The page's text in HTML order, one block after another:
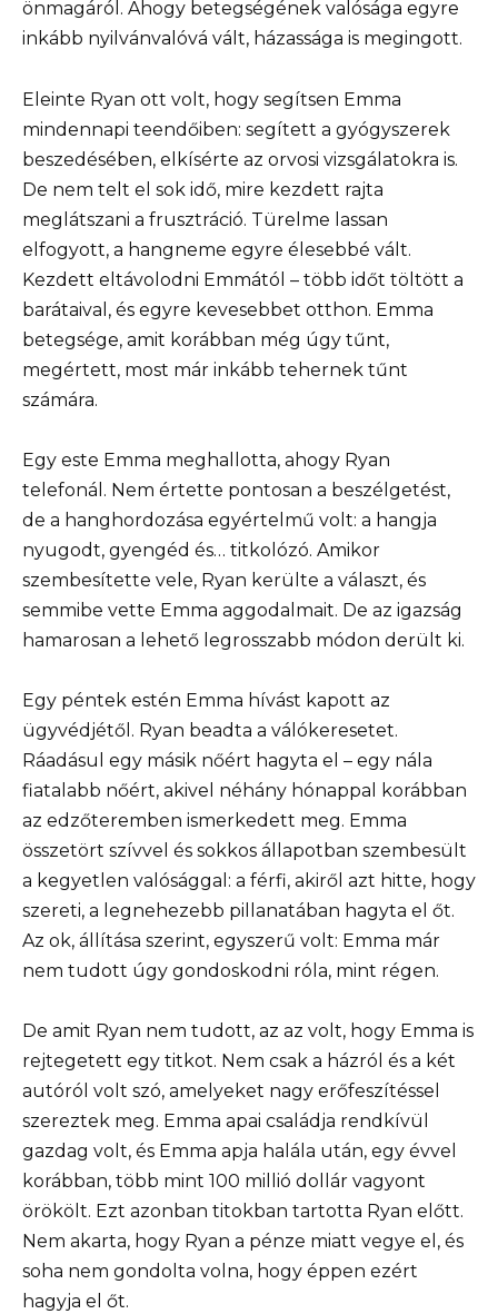
önmagáról. Ahogy betegségének valósága egyre
inkább nyilvánvalóvá vált, házassága is megingott.
Eleinte Ryan ott volt, hogy segítsen Emma
mindennapi teendőiben: segített a gyógyszerek
beszedésében, elkísérte az orvosi vizsgálatokra is.
De nem telt el sok idő, mire kezdett rajta
meglátszani a frusztráció. Türelme lassan
elfogyott, a hangneme egyre élesebbé vált.
Kezdett eltávolodni Emmától – több időt töltött a
barátaival, és egyre kevesebbet otthon. Emma
betegsége, amit korábban még úgy tűnt,
megértett, most már inkább tehernek tűnt
számára.
Egy este Emma meghallotta, ahogy Ryan
telefonál. Nem értette pontosan a beszélgetést,
de a hanghordozása egyértelmű volt: a hangja
nyugodt, gyengéd és… titkolózó. Amikor
szembesítette vele, Ryan kerülte a választ, és
semmibe vette Emma aggodalmait. De az igazság
hamarosan a lehető legrosszabb módon derült ki.
Egy péntek estén Emma hívást kapott az
ügyvédjétől. Ryan beadta a válókeresetet.
Ráadásul egy másik nőért hagyta el – egy nála
fiatalabb nőért, akivel néhány hónappal korábban
az edzőteremben ismerkedett meg. Emma
összetört szívvel és sokkos állapotban szembesült
a kegyetlen valósággal: a férfi, akiről azt hitte, hogy
szereti, a legnehezebb pillanatában hagyta el őt.
Az ok, állítása szerint, egyszerű volt: Emma már
nem tudott úgy gondoskodni róla, mint régen.
De amit Ryan nem tudott, az az volt, hogy Emma is
rejtegetett egy titkot. Nem csak a házról és a két
autóról volt szó, amelyeket nagy erőfeszítéssel
szereztek meg. Emma apai családja rendkívül
gazdag volt, és Emma apja halála után, egy évvel
korábban, több mint 100 millió dollár vagyont
örökölt. Ezt azonban titokban tartotta Ryan előtt.
Nem akarta, hogy Ryan a pénze miatt vegye el, és
soha nem gondolta volna, hogy éppen ezért
hagyja el őt.